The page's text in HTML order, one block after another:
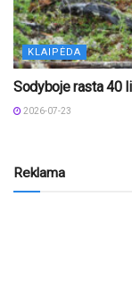
KLAIPĖDA
Sodyboje rasta 40
2026-07-23
Reklama